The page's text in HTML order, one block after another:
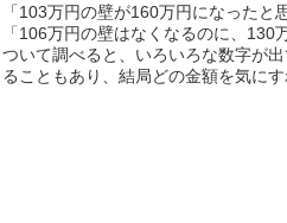
「103万円の壁が160万円になったと
「106万円の壁はなくなるのに、130
ついて調べると、いろいろな数字が
ることもあり、結局どの金額を気にす